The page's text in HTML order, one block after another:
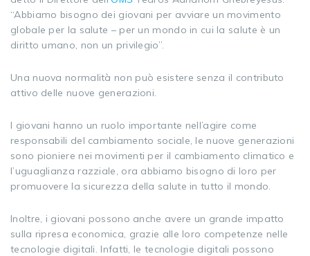
“Abbiamo bisogno dei giovani per avviare un movimento
globale per la salute – per un mondo in cui la salute è un
diritto umano, non un privilegio”.
Una nuova normalità non può esistere senza il contributo
attivo delle nuove generazioni.
I giovani hanno un ruolo importante nell’agire come
responsabili del cambiamento sociale, le nuove generazioni
sono pioniere nei movimenti per il cambiamento climatico e
l’uguaglianza razziale, ora abbiamo bisogno di loro per
promuovere la sicurezza della salute in tutto il mondo.
Inoltre, i giovani possono anche avere un grande impatto
sulla ripresa economica, grazie alle loro competenze nelle
tecnologie digitali. Infatti, le tecnologie digitali possono